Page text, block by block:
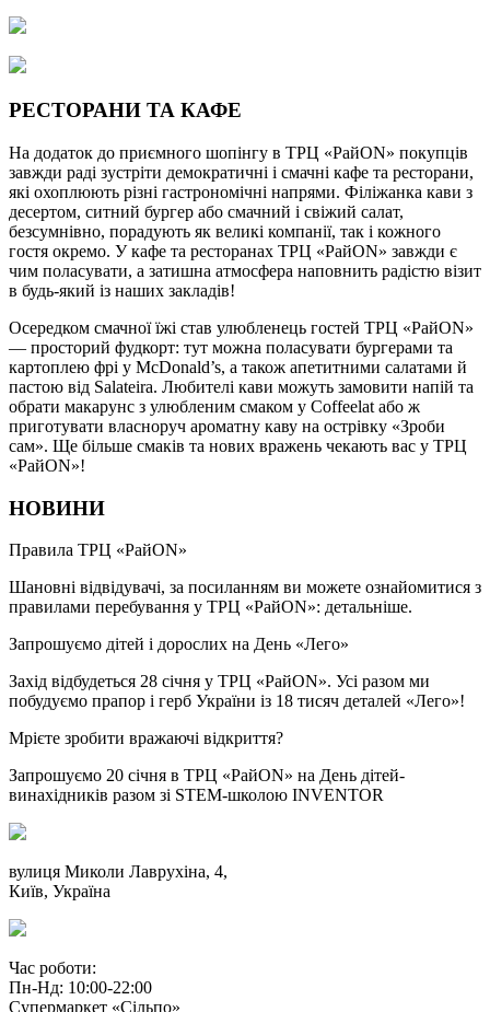
РЕСТОРАНИ ТА КАФЕ
На додаток до приємного шопінгу в ТРЦ «РайON» покупців
завжди раді зустріти демократичні і смачні кафе та ресторани,
які охоплюють різні гастрономічні напрями. Філіжанка кави з
десертом, ситний бургер або смачний і свіжий салат,
безсумнівно, порадують як великі компанії, так і кожного
гостя окремо. У кафе та ресторанах ТРЦ «РайON» завжди є
чим поласувати, а затишна атмосфера наповнить радістю візит
в будь-який із наших закладів!
Осередком смачної їжі став улюбленець гостей ТРЦ «РайON»
— просторий фудкорт: тут можна поласувати бургерами та
картоплею фрі у McDonald’s, а також апетитними салатами й
пастою від Salateira. Любителі кави можуть замовити напій та
обрати макарунс з улюбленим смаком у Coffeelat або ж
приготувати власноруч ароматну каву на острівку «Зроби
сам». Ще більше смаків та нових вражень чекають вас у ТРЦ
«РайON»!
НОВИНИ
Правила ТРЦ «РайON»
Шановні відвідувачі, за посиланням ви можете ознайомитися з
правилами перебування у ТРЦ «РайON»: детальніше.
Запрошуємо дітей і дорослих на День «Лего»
Захід відбудеться 28 січня у ТРЦ «РайON». Усі разом ми
побудуємо прапор і герб України із 18 тисяч деталей «Лего»!
Мрієте зробити вражаючі відкриття?
Запрошуємо 20 січня в ТРЦ «РайON» на День дітей-
винахідників разом зі STEM-школою INVENTOR
вулиця Миколи Лаврухіна, 4,
Київ, Україна
Час роботи:
Пн-Нд: 10:00-22:00
Супермаркет «Сільпо»